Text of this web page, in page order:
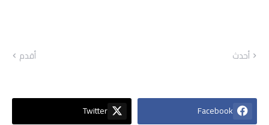
أحدث أقدم
Facebook
Twitter